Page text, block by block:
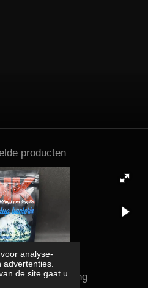
analyse-
de site gaat u
producten
supplies rating